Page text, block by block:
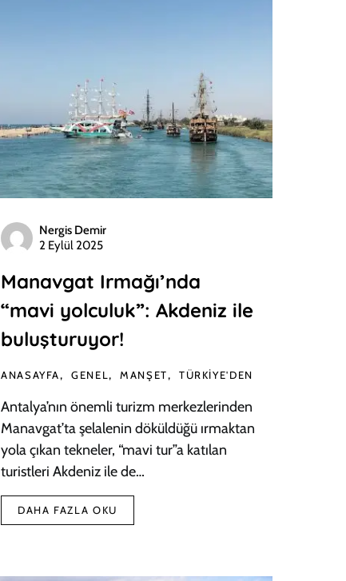
Nergis Demir
2 Eylül 2025
Manavgat Irmağı’nda
“mavi yolculuk”: Akdeniz ile
buluşturuyor!
ANASAYFA GENEL MANŞET TÜRKIYE'DEN
Antalya’nın önemli turizm merkezlerinden
Manavgat’ta şelalenin döküldüğü ırmaktan
yola çıkan tekneler, “mavi tur”a katılan
turistleri Akdeniz ile de…
DAHA FAZLA OKU